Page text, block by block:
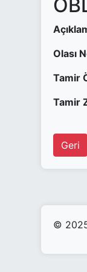
Olası
Tamir
Tamir
Geri
© 2025